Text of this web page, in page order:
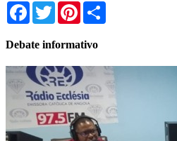
Facebook
TwitterPinterest
Debate informativo